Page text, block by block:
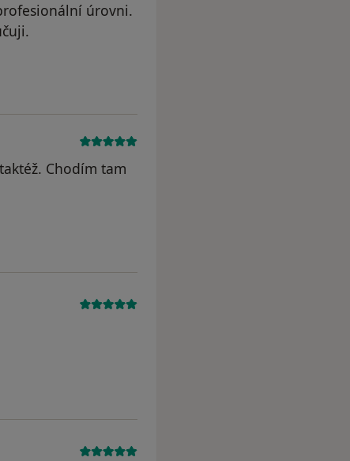
úrovni.
Chodím tam